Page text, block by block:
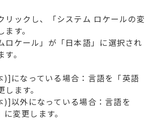
リックし、「システム ロケールの変
す。
ロケール」が「日本語」に選択され
。
なっている場合：言語を「英語
します。
外になっている場合：言語を
変更します。